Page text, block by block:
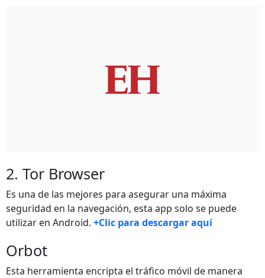
2. Tor Browser
Es una de las mejores para asegurar una máxima
seguridad en la navegación, esta app solo se puede
utilizar en Android. +Clic para descargar aquí
Orbot
Esta herramienta encripta el tráfico móvil de manera